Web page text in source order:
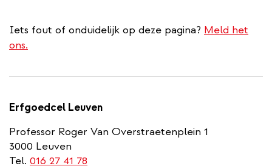
Iets fout of onduidelijk op deze pagina? Meld het
ons.
Erfgoedcel Leuven
Professor Roger Van Overstraetenplein 1
3000 Leuven
Tel. 016 27 41 78